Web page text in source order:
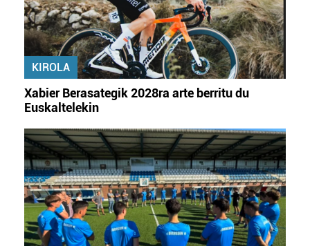
KIROLA
Xabier Berasategik 2028ra arte berritu du
Euskaltelekin